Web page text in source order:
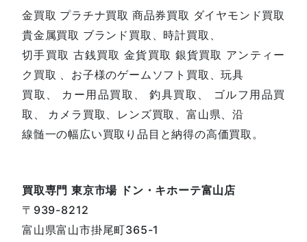
金買取 プラチナ買取 商品券買取 ダイヤモンド買取
貴金属買取 ブランド買取、時計買取、
切手買取 古銭買取 金貨買取 銀貨買取 アンティー
ク買取 、お子様のゲームソフト買取、玩具
買取、 カー用品買取、 釣具買取、 ゴルフ用品買
取、 カメラ買取、レンズ買取、富山県、沿
線髄一の幅広い買取り品目と納得の高価買取。
買取専門 東京市場 ドン・キホーテ富山店
〒939-8212
富山県富山市掛尾町365-1